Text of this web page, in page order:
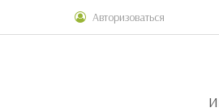
Авторизоваться